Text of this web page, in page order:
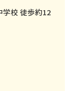
校 徒歩約12